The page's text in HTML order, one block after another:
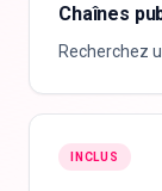
Chaînes
Recherchez
INCLUS